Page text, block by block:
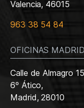
Valencia, 46015
963 38 54 84
OFICINAS MADRID
Calle de Almagro
6º Ático,
Madrid, 28010